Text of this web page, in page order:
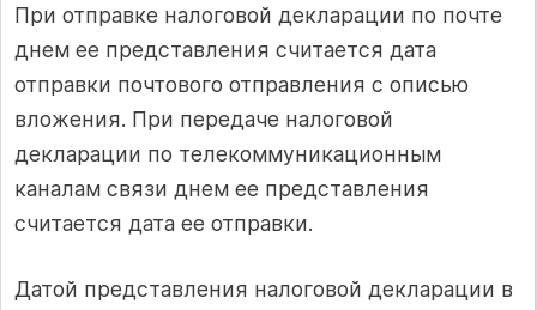
При отправке налоговой декларации по почте
днем ее представления считается дата
отправки почтового отправления с описью
вложения. При передаче налоговой
декларации по телекоммуникационным
каналам связи днем ее представления
считается дата ее отправки.
Датой представления налоговой декларации в